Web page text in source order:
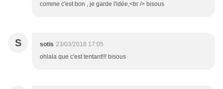
comme c'est bon , je garde l'idée,<br /> bisous
S sotis 23/03/2018 17:05
ohlala que c'est tentant!!! bisous